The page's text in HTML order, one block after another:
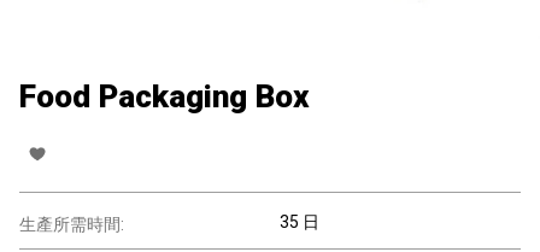
Food Packaging Box
生產所需時間: 35 日